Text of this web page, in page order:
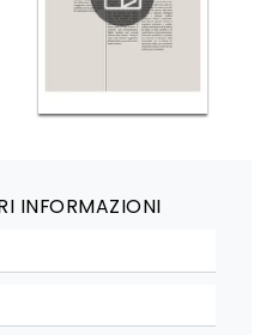
INFORMAZIONI